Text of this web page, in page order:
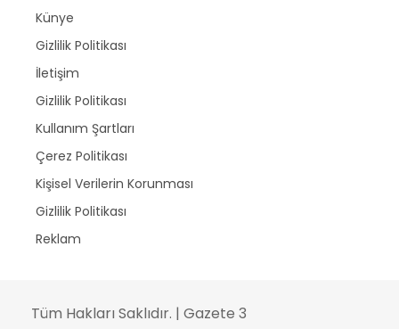
Künye
Gizlilik Politikası
İletişim
Gizlilik Politikası
Kullanım Şartları
Çerez Politikası
Kişisel Verilerin Korunması
Gizlilik Politikası
Reklam
Tüm Hakları Saklıdır. | Gazete 3